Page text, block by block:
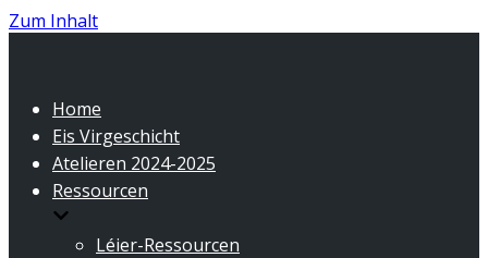
Zum Inhalt
Home
Eis Virgeschicht
Atelieren 2024-2025
Ressourcen
Léier-Ressourcen